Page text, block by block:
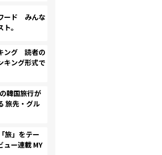
ード みんな
。
ング 読者の
キング形式で
韓国旅行が
旅先・グル
旅」をテー
ュー連載 MY